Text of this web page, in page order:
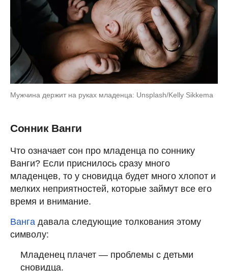
Мужчина держит на руках младенца: Unsplash/Kelly Sikkema
Сонник Ванги
Что означает сон про младенца по соннику
Ванги? Если приснилось сразу много
младенцев, то у сновидца будет много хлопот и
мелких неприятностей, которые займут все его
время и внимание.
Ванга давала следующие толкования этому
символу:
Младенец плачет — проблемы с детьми
сновидца.